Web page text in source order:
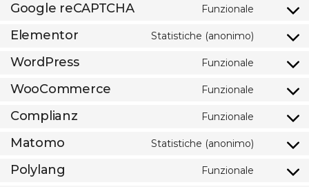
Google reCAPTCHA Funzionale
Consent
service
google-
Elementor Statistiche (anonimo)
Consent
service
WordPress Funzionale
Consent
service
WooCommerce Funzionale
Consent
service
Complianz Funzionale
Consent
service
Matomo Statistiche (anonimo)
Consent
service
Polylang Funzionale
Consent